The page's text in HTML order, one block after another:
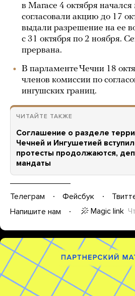
в Магасе 4 октября
согласовали акцию до 17
выдали разрешение на ее
с 31 октября по 2 ноября.
прервана.
В парламенте Чечни 18
членов комиссии по
ингушских границ.
ЧИТАЙТЕ ТАКЖЕ
Соглашение о разделе
Чечней и Ингушетией
протесты продолжаются,
мандаты
Телеграм Фейсбук
Напишите нам
Magic link